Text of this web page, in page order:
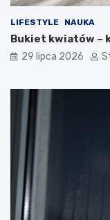
LIFESTYLE NAUKA
Bukiet kwiatów –
29 lipca 2026